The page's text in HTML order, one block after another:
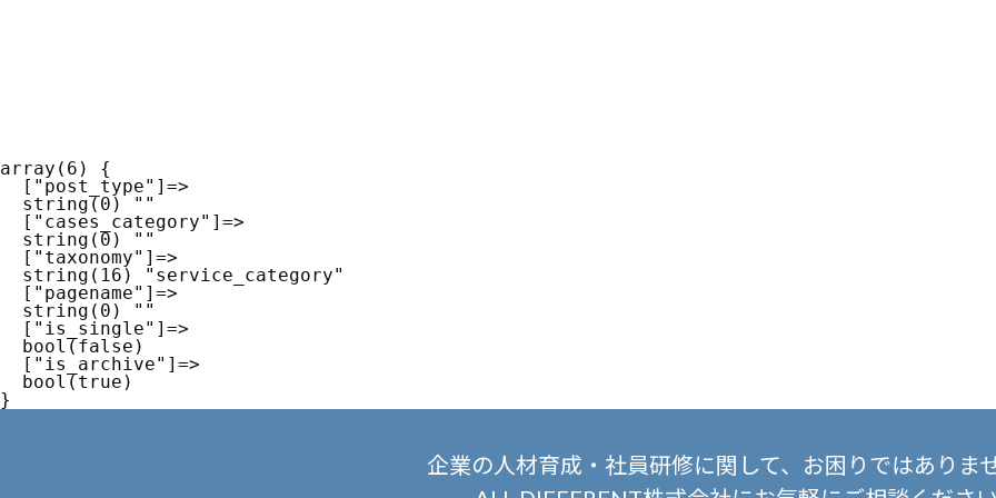
array(6) {
  ["post_type"]=>
  string(0) ""
  ["cases_category"]=>
  string(0) ""
  ["taxonomy"]=>
  string(16) "service_category"
  ["pagename"]=>
  string(0) ""
  ["is_single"]=>
  bool(false)
  ["is_archive"]=>
  bool(true)
企業の人材育成・社員研修に関して、
お困りではありま